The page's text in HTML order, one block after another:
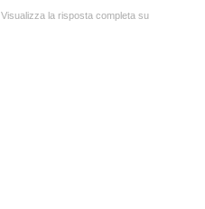
Visualizza la risposta completa su